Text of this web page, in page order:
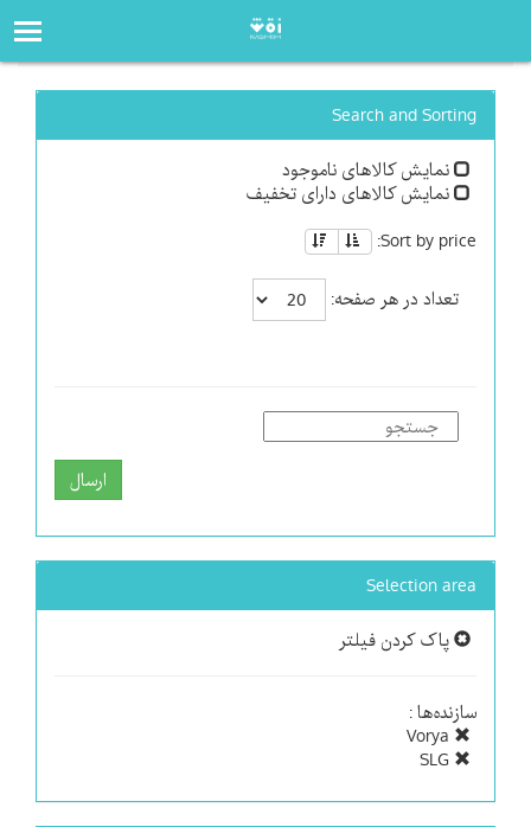
Search and Sorting
نمایش کالاهای ناموجود
نمایش کالاهای دارای تخفیف
Sort by price:
تعداد در هر صفحه:
ارسال
Selection area
پاک کردن فیلتر
سازنده‌ها :